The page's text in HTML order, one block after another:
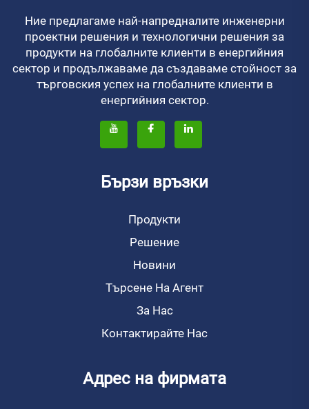
Ние предлагаме най-напредналите инженерни
проектни решения и технологични решения за
продукти на глобалните клиенти в енергийния
сектор и продължаваме да създаваме стойност за
търговския успех на глобалните клиенти в
енергийния сектор.
Бързи връзки
Продукти
Решение
Новини
Търсене На Агент
За Нас
Контактирайте Нас
Адрес на фирмата